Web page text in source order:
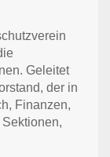
Geleitet
der in
Finanzen,